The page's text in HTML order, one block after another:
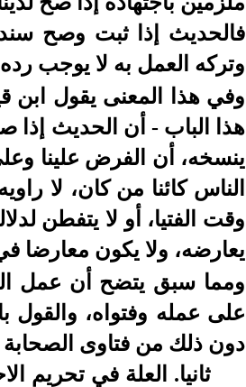
فالحديث إذا ثبت وصح
وتركه العمل به لا يوجب
وفي هذا المعنى يقول ابن
هذا الباب - أن الحديث
ينسخه، أن الفرض علينا
الناس كائنا من كان، لا
وقت الفتيا، أو لا يتفطن
يعارضه، ولا يكون معارضا
ومما سبق يتضح أن عمل
على عمله وفتواه، والقول
دون ذلك من فتاوى الصحابة
ثانيا. العلة في تحريم